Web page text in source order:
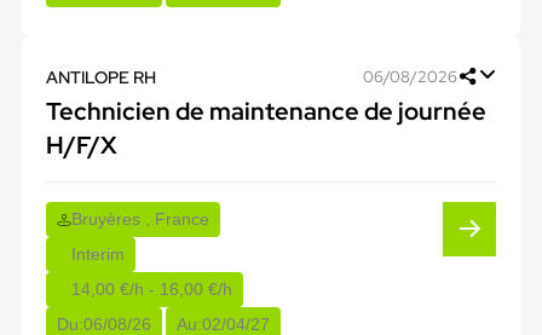
ANTILOPE RH 06/08/2026
Technicien de maintenance de journée
H/F/X
Bruyères , France
Interim
14,00 €/h - 16,00 €/h
Du:06/08/26 Au:02/04/27